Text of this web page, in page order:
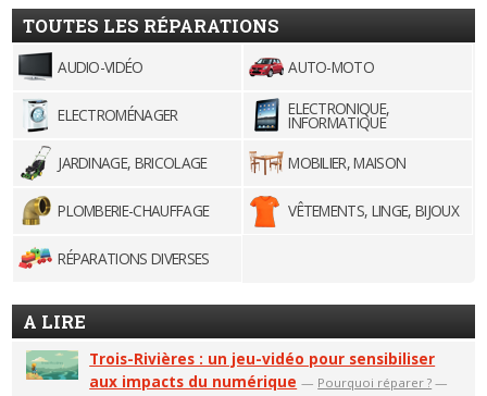
TOUTES LES RÉPARATIONS
AUDIO-VIDÉO AUTO-MOTO
ELECTROMÉNAGER ELECTRONIQUE,
INFORMATIQUE
JARDINAGE, BRICOLAGE
MOBILIER, MAISON
PLOMBERIE-CHAUFFAGE VÊTEMENTS, LINGE, BIJOUX
RÉPARATIONS DIVERSES
A LIRE
Trois-Rivières : un jeu-vidéo pour sensibiliser
aux impacts du numérique — Pourquoi réparer ? —